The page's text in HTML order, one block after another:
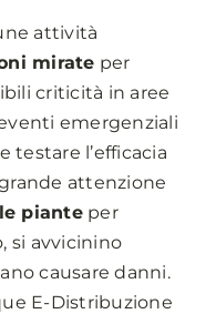
attività
mirate per
criticità in aree
emergenziali
testare l’efficacia
attenzione
pianteper
si avvicinino
causare danni.
E-Distribuzione